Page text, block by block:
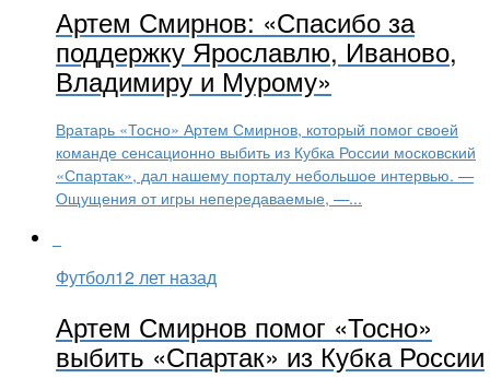
Артем Смирнов: «Спасибо за
поддержку Ярославлю, Иваново,
Владимиру и Мурому»
Вратарь «Тосно» Артем Смирнов, который помог своей
команде сенсационно выбить из Кубка России московский
«Спартак», дал нашему порталу небольшое интервью. —
Ощущения от игры непередаваемые, —...
Футбол12 лет назад
Артем Смирнов помог «Тосно»
выбить «Спартак» из Кубка России